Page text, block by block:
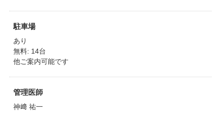
駐車場
あり
無料: 14台
他ご案内可能です
管理医師
神﨑 祐一